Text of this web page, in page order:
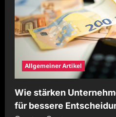
Allgemeiner Artikel
Wie stärken
für bessere